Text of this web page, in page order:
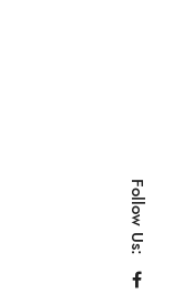
Follow Us: